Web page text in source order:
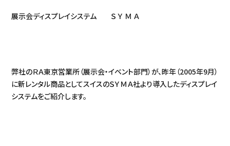
展示会ディスプレイシステム Ｓ Ｙ Ｍ Ａ
弊社のＲＡ東京営業所（展示会・イベント部門）が、昨年（2005年9月）
に新レンタル商品としてスイスのＳＹＭＡ社より導入したディスプレイ
システムをご紹介します。